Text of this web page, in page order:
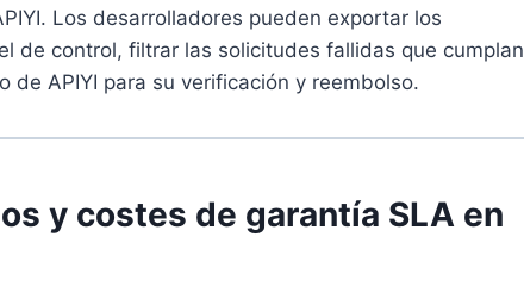
Los desarrolladores pueden exportar los
de control, filtrar las solicitudes fallidas que cumplan
de APIYI para su verificación y reembolso.
y costes de garantía SLA en